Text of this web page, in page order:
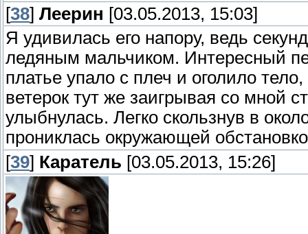
[38] Леерин [03.05.2013, 15:03]
Я удивилась его напору, ведь
ледяным мальчиком. Интересный
платье упало с плеч и оголило
ветерок тут же заигрывая со мной
улыбнулась. Легко скользнув в
прониклась окружающей
[39] Каратель [03.05.2013, 15:26]